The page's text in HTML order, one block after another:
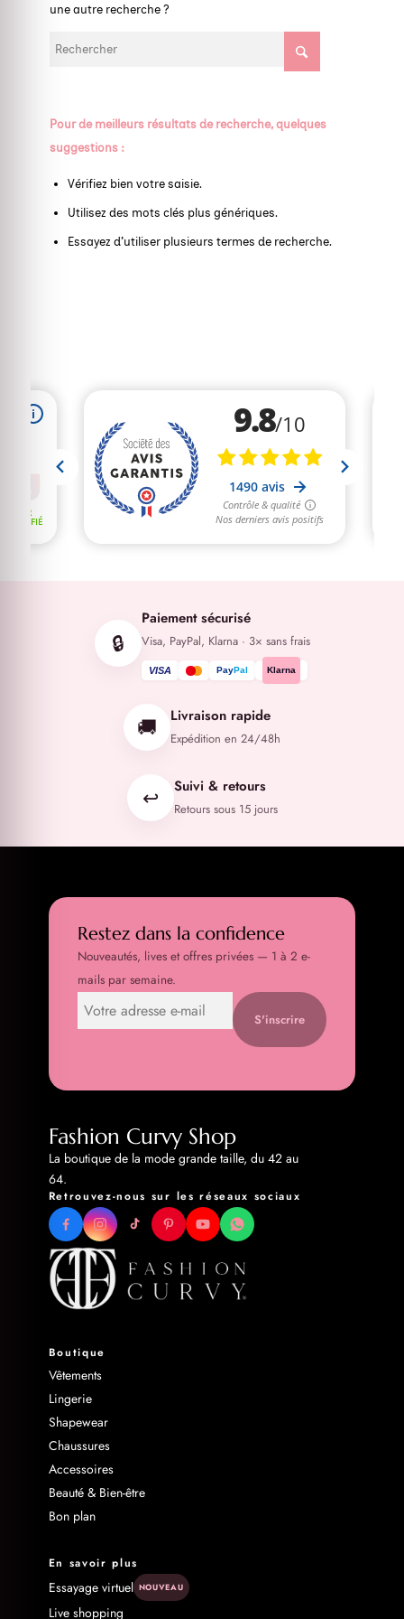
une autre recherche ?
Pour de meilleurs résultats de recherche, quelques
suggestions :
Vérifiez bien votre saisie.
Utilisez des mots clés plus génériques.
Essayez d’utiliser plusieurs termes de recherche.
🔒
Paiement sécurisé
Visa, PayPal, Klarna · 3× sans frais
VISA PayPal Klarna
🚚 Livraison rapide
Expédition en 24/48h
↩️ Suivi & retours
Retours sous 15 jours
Restez dans la confidence
Nouveautés, lives et offres privées — 1 à 2 e-
mails par semaine.
S'inscrire
Fashion Curvy Shop
La boutique de la mode grande taille, du 42 au
64.
Retrouvez-nous sur les réseaux sociaux
Boutique
Vêtements
Lingerie
Shapewear
Chaussures
Accessoires
Beauté & Bien-être
Bon plan
En savoir plus
Essayage virtuel NOUVEAU
Live shopping